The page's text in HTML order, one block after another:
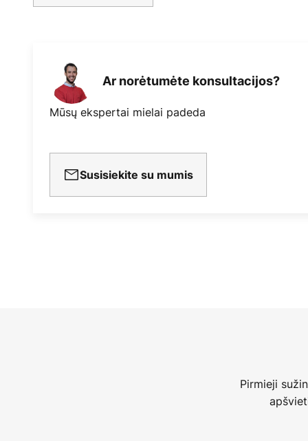
Ar norėtumėte konsultacijos?
Mūsų ekspertai mielai padeda
Susisiekite su mumis
Pirmieji